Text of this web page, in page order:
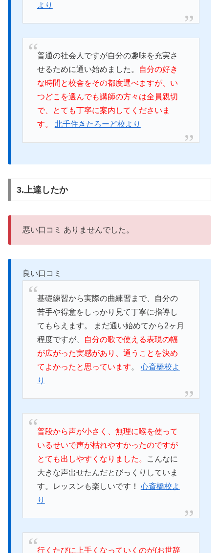
より
普通の社会人ですが自分の趣味を充実さ
せるために通い始めました。
自分の好き
な時間と校舎をその都度選べますが、い
つどこを選んでも講師の方々は全員親切
で、とても丁寧に案内してくださいま
す。
北千住きたろーど校より
3.上達したか
悪い口コミ ありませんでした。
良い口コミ
基礎練習から実際の曲練習まで、自分の
苦手や得意をしっかり見て丁寧に指導し
てもらえます。 まだ通い始めてから2ヶ月
程度ですが、
自分の歌で使える表現の幅
が広がった実感があり、通うことを決め
てよかったと思っています。 心斎橋校よ
り
普段から声が小さく、無理に喉を使って
いるせいで声が枯れやすかったのですが
とても出しやすくなりました。
こんなに
大きな声出せたんだとびっくりしていま
す。レッスンも楽しいです！ 心斎橋校よ
り
行くたびに上手くなっていくのが(お世辞